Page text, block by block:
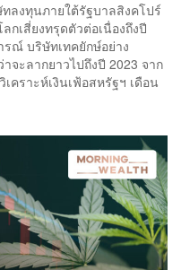
ลงทุนภายใต้รัฐบาลสิงคโปร์
เสี่ยงทรุดตัวต่อเนื่องถึงปี
ณ์ บริษัทเทคยักษ์อย่าง
จะลากยาวไปถึงปี 2023 จาก
คราะห์เงินเฟ้อสหรัฐฯ เดือน